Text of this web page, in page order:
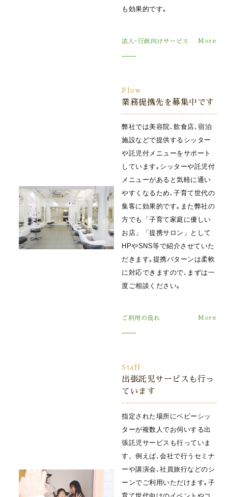
も効果的です｡
法人･行政向けサービス
Flow
業務提携先を募集中です
弊社では美容院､飲食店､宿泊
施設などで提供するシッター
や託児付メニューをサポート
しています｡シッターや託児付
メニューがあると気軽に通い
やすくなるため､子育て世代の
集客に効果的です｡また弊社の
方でも「子育て家庭に優しい
お店」「提携サロン」として
HPやSNS等で紹介させていた
だきます｡提携パターンは柔軟
に対応できますので､まずは一
度ご相談ください｡
ご利用の流れ
Staff
出張託児サービスも行っ
ています
指定された場所にベビーシッ
ターが複数人でお伺いする出
張託児サービスも行っていま
す。例えば､会社で行うセミナ
ーや講演会､社員旅行などのシ
ーンでご利用いただけます｡子
育て世代向けのイベントやコ